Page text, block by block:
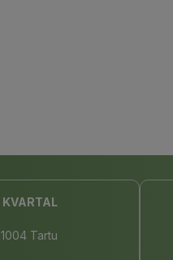
KVARTAL
Tartu